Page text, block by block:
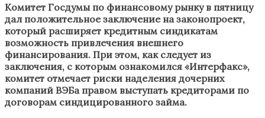
Комитет Госдумы по финансовому рынку в пятницу
дал положительное заключение на законопроект,
который расширяет кредитным синдикатам
возможность привлечения внешнего
финансирования. При этом, как следует из
заключения, с которым ознакомился «Интерфакс»,
комитет отмечает риски наделения дочерних
компаний ВЭБа правом выступать кредиторами по
договорам синдицированного займа.